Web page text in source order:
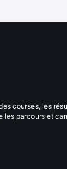
courses, les
les parcours et